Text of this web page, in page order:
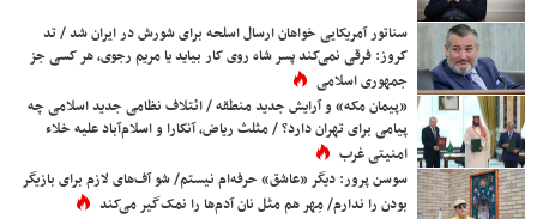
سناتور آمریکایی خواهان ارسال اسلحه برای شورش در ایران شد / تد
کروز: فرقی نمی‌کند پسر شاه روی کار بیاید یا مریم رجوی، هر کسی جز
جمهوری اسلامی
«پیمان مکه» و آرایش جدید منطقه / ائتلاف نظامی جدید اسلامی چه
پیامی برای تهران دارد؟ / مثلث ریاض، آنکارا و اسلام‌آباد علیه خلاء
امنیتی غرب
سوسن پرور: دیگر «عاشق» حرفه‌ام نیستم/ شو آف‌های لازم برای بازیگر
بودن را ندارم/ مِهر هم مثل نان آدم‌ها را نمک‌گیر می‌کند